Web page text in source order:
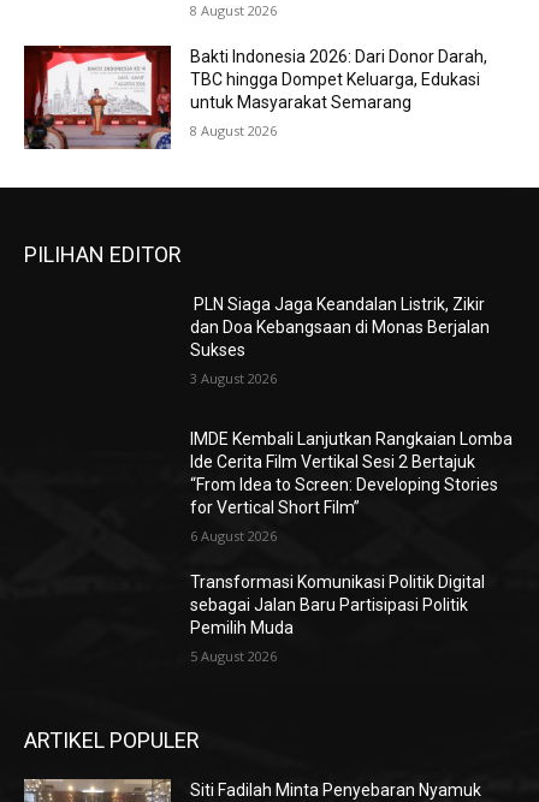
8 August 2026
Bakti Indonesia 2026: Dari Donor Darah,
TBC hingga Dompet Keluarga, Edukasi
untuk Masyarakat Semarang
8 August 2026
PILIHAN EDITOR
PLN Siaga Jaga Keandalan Listrik, Zikir
dan Doa Kebangsaan di Monas Berjalan
Sukses
3 August 2026
IMDE Kembali Lanjutkan Rangkaian Lomba
Ide Cerita Film Vertikal Sesi 2 Bertajuk
“From Idea to Screen: Developing Stories
for Vertical Short Film”
6 August 2026
Transformasi Komunikasi Politik Digital
sebagai Jalan Baru Partisipasi Politik
Pemilih Muda
5 August 2026
ARTIKEL POPULER
Siti Fadilah Minta Penyebaran Nyamuk